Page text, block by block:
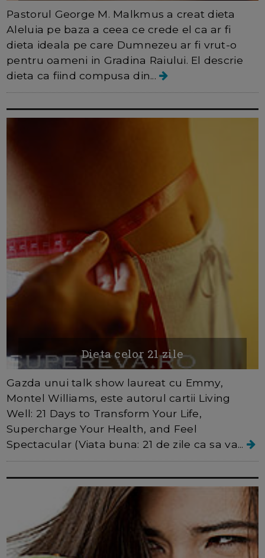
Pastorul George M. Malkmus a creat dieta
Aleluia pe baza a ceea ce crede el ca ar fi
dieta ideala pe care Dumnezeu ar fi vrut-o
pentru oameni in Gradina Raiului. El descrie
dieta ca fiind compusa din...
Dieta celor 21 zile
Gazda unui talk show laureat cu Emmy,
Montel Williams, este autorul cartii Living
Well: 21 Days to Transform Your Life,
Supercharge Your Health, and Feel
Spectacular (Viata buna: 21 de zile ca sa va...